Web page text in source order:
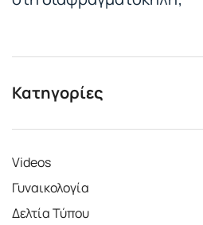
Κατηγορίες
Videos
Γυναικολογία
Δελτία Τύπου